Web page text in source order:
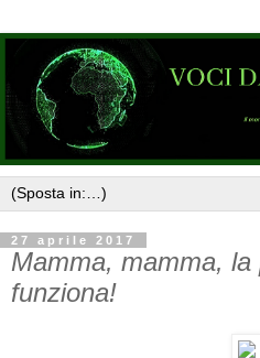
27 aprile 2017
Mamma, mamma,
funziona!